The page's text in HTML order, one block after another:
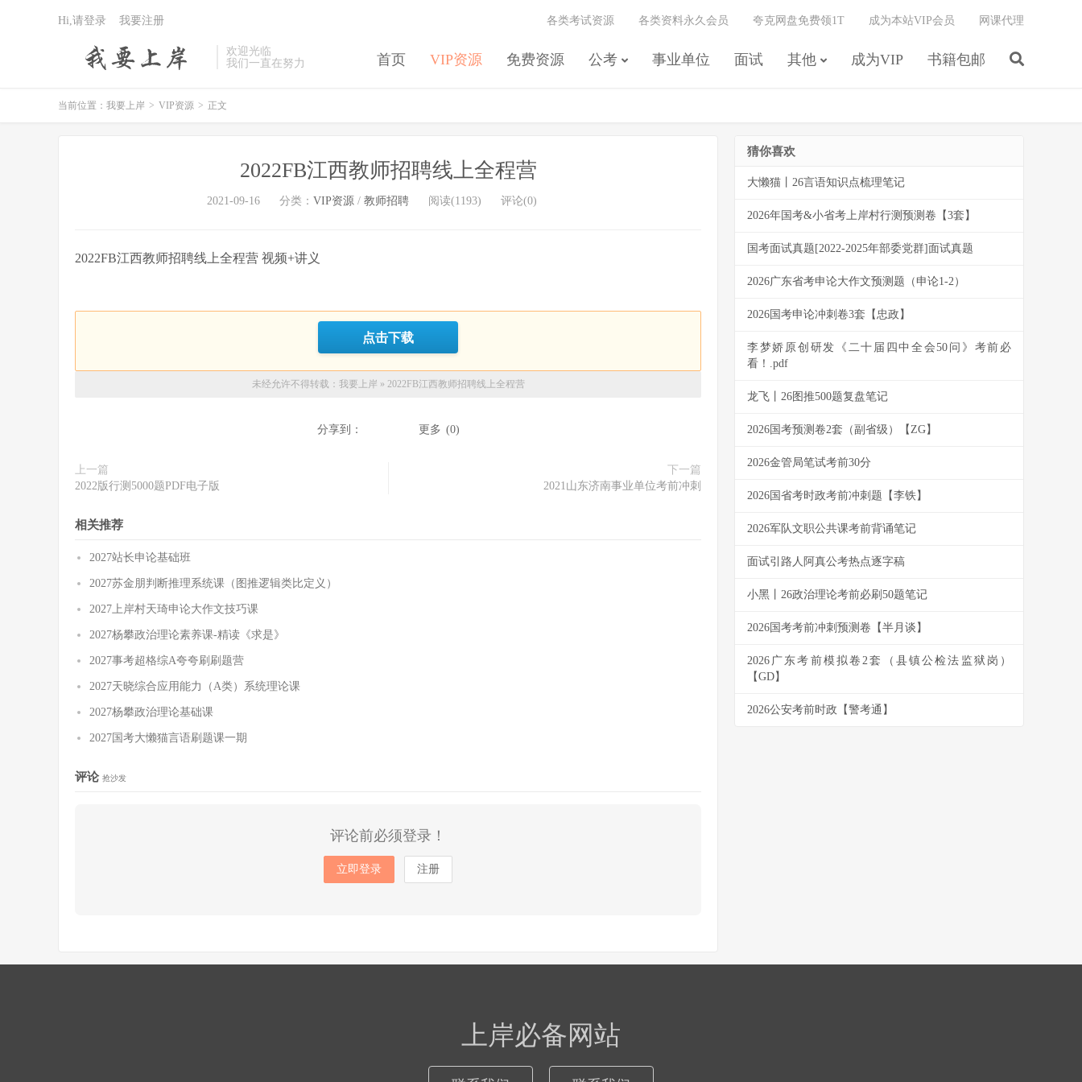
欢迎光临
我们一直在努力
首页 VIP资源 免费资源 公考 事业单位 面试 其他 成为VIP 书籍包邮
各类考试资源 各类资料永久会员 夸克网盘免费领1T 成为本站VIP会员 网课代理
Hi,请登录 我要注册
当前位置： 我要上岸 > VIP资源 > 正文
2022FB江西教师招聘线上全程营
2021-09-16 分类： VIP资源 / 教师招聘 阅读(1193) 评论(0)
2022FB江西教师招聘线上全程营 视频+讲义
点击下载
未经允许不得转载： 我要上岸 » 2022FB江西教师招聘线上全程营
分享到： 更多 (0)
上一篇
2022版行测5000题PDF电子版
下一篇
2021山东济南事业单位考前冲刺
相关推荐
2027站长申论基础班
2027苏金朋判断推理系统课（图推逻辑类比定义）
2027上岸村天琦申论大作文技巧课
2027杨攀政治理论素养课-精读《求是》
2027事考超格综A夸夸刷刷题营
2027天晓综合应用能力（A类）系统理论课
2027杨攀政治理论基础课
2027国考大懒猫言语刷题课一期
评论 抢沙发
评论前必须登录！
立即登录 注册
猜你喜欢
大懒猫丨26言语知识点梳理笔记
2026年国考&小省考上岸村行测预测卷【3套】
国考面试真题[2022-2025年部委党群]面试真题
2026广东省考申论大作文预测题（申论1-2）
2026国考申论冲刺卷3套【忠政】
李梦娇原创研发《二十届四中全会50问》考前必
看！.pdf
龙飞丨26图推500题复盘笔记
2026国考预测卷2套（副省级）【ZG】
2026金管局笔试考前30分
2026国省考时政考前冲刺题【李铁】
2026军队文职公共课考前背诵笔记
面试引路人阿真公考热点逐字稿
小黑丨26政治理论考前必刷50题笔记
2026国考考前冲刺预测卷【半月谈】
2026广东考前模拟卷2套（县镇公检法监狱岗）
【GD】
2026公安考前时政【警考通】
上岸必备网站